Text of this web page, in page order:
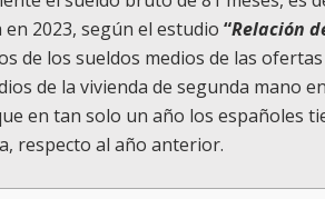
2023, según el estudio “Relación
de los sueldos medios de las
de la vivienda de segunda mano
en tan solo un año los españoles
respecto al año anterior.